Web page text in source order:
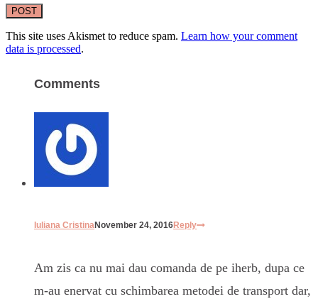
This site uses Akismet to reduce spam. Learn how your comment
data is processed.
Comments
Iuliana CristinaNovember 24, 2016Reply
Am zis ca nu mai dau comanda de pe iherb, dupa ce
m-au enervat cu schimbarea metodei de transport dar,